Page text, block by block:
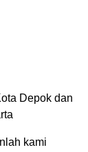
Depok dan
kami